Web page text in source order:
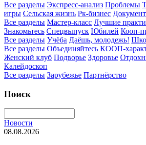
Все разделы Экспресс-анализ Проблемы
игры Сельская жизнь Рк-бизнес
Все разделы Мастер-класс Лучшие
Знакомьтесь Спецвыпуск Юбилей Кооп-
Все разделы Учёба Даёшь, молодежь!
Все разделы Объединяйтесь КООП-
Женский клуб Подворье Здоровье
Калейдоскоп
Все разделы Зарубежье Партнёрство
Поиск
Новости
08.08.2026